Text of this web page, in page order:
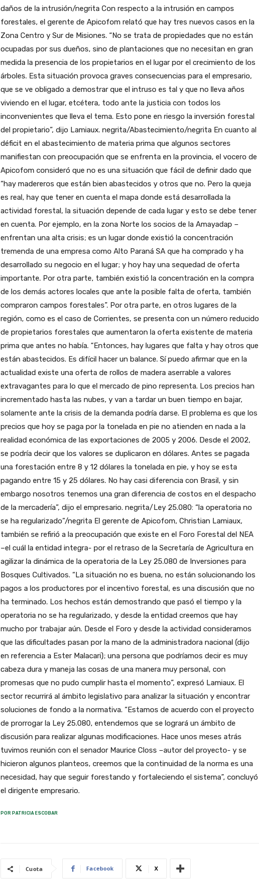
daños de la intrusión/negrita Con respecto a la intrusión en campos
forestales, el gerente de Apicofom relató que hay tres nuevos casos en la
Zona Centro y Sur de Misiones. “No se trata de propiedades que no están
ocupadas por sus dueños, sino de plantaciones que no necesitan en gran
medida la presencia de los propietarios en el lugar por el crecimiento de los
árboles. Esta situación provoca graves consecuencias para el empresario,
que se ve obligado a demostrar que el intruso es tal y que no lleva años
viviendo en el lugar, etcétera, todo ante la justicia con todos los
inconvenientes que lleva el tema. Esto pone en riesgo la inversión forestal
del propietario”, dijo Lamiaux. negrita/Abastecimiento/negrita En cuanto al
déficit en el abastecimiento de materia prima que algunos sectores
manifiestan con preocupación que se enfrenta en la provincia, el vocero de
Apicofom consideró que no es una situación que fácil de definir dado que
“hay madereros que están bien abastecidos y otros que no. Pero la queja
es real, hay que tener en cuenta el mapa donde está desarrollada la
actividad forestal, la situación depende de cada lugar y esto se debe tener
en cuenta. Por ejemplo, en la zona Norte los socios de la Amayadap –
enfrentan una alta crisis; es un lugar donde existió la concentración
tremenda de una empresa como Alto Paraná SA que ha comprado y ha
desarrollado su negocio en el lugar; y hoy hay una sequedad de oferta
importante. Por otra parte, también existió la concentración en la compra
de los demás actores locales que ante la posible falta de oferta, también
compraron campos forestales”. Por otra parte, en otros lugares de la
región, como es el caso de Corrientes, se presenta con un número reducido
de propietarios forestales que aumentaron la oferta existente de materia
prima que antes no había. “Entonces, hay lugares que falta y hay otros que
están abastecidos. Es difícil hacer un balance. Sí puedo afirmar que en la
actualidad existe una oferta de rollos de madera aserrable a valores
extravagantes para lo que el mercado de pino representa. Los precios han
incrementado hasta las nubes, y van a tardar un buen tiempo en bajar,
solamente ante la crisis de la demanda podría darse. El problema es que los
precios que hoy se paga por la tonelada en pie no atienden en nada a la
realidad económica de las exportaciones de 2005 y 2006. Desde el 2002,
se podría decir que los valores se duplicaron en dólares. Antes se pagada
una forestación entre 8 y 12 dólares la tonelada en pie, y hoy se esta
pagando entre 15 y 25 dólares. No hay casi diferencia con Brasil, y sin
embargo nosotros tenemos una gran diferencia de costos en el despacho
de la mercadería”, dijo el empresario. negrita/Ley 25.080: “la operatoria no
se ha regularizado”/negrita El gerente de Apicofom, Christian Lamiaux,
también se refirió a la preocupación que existe en el Foro Forestal del NEA
–el cuál la entidad integra- por el retraso de la Secretaría de Agricultura en
agilizar la dinámica de la operatoria de la Ley 25.080 de Inversiones para
Bosques Cultivados. “La situación no es buena, no están solucionando los
pagos a los productores por el incentivo forestal, es una discusión que no
ha terminado. Los hechos están demostrando que pasó el tiempo y la
operatoria no se ha regularizado, y desde la entidad creemos que hay
mucho por trabajar aún. Desde el Foro y desde la actividad consideramos
que las dificultades pasan por la mano de la administradora nacional (dijo
en referencia a Ester Malacari); una persona que podríamos decir es muy
cabeza dura y maneja las cosas de una manera muy personal, con
promesas que no pudo cumplir hasta el momento”, expresó Lamiaux. El
sector recurrirá al ámbito legislativo para analizar la situación y encontrar
soluciones de fondo a la normativa. “Estamos de acuerdo con el proyecto
de prorrogar la Ley 25.080, entendemos que se logrará un ámbito de
discusión para realizar algunas modificaciones. Hace unos meses atrás
tuvimos reunión con el senador Maurice Closs –autor del proyecto- y se
hicieron algunos planteos, creemos que la continuidad de la norma es una
necesidad, hay que seguir forestando y fortaleciendo el sistema”, concluyó
el dirigente empresario.
POR PATRICIA ESCOBAR
Cuota Facebook X